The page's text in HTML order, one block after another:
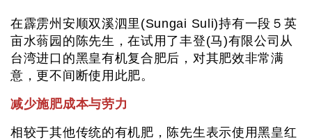
在霹雳州安顺双溪泗里(Sungai Suli)持有一段５英
亩水蓊园的陈先生，在试用了丰登(马)有限公司从
台湾进口的黑皇有机复合肥后，对其肥效非常满
意，更不间断使用此肥。
减少施肥成本与劳力
相较于其他传统的有机肥，陈先生表示使用黑皇红